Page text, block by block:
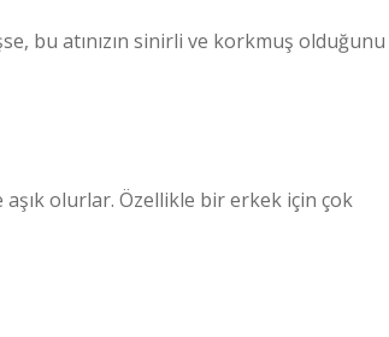
bu atınızın sinirli ve korkmuş olduğunu
aşık olurlar. Özellikle bir erkek için çok